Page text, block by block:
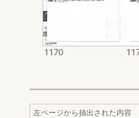
1170
左ページから抽出された内容